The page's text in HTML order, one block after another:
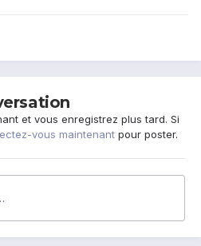
et vous enregistrez plus tard. Si
vous maintenant pour poster.